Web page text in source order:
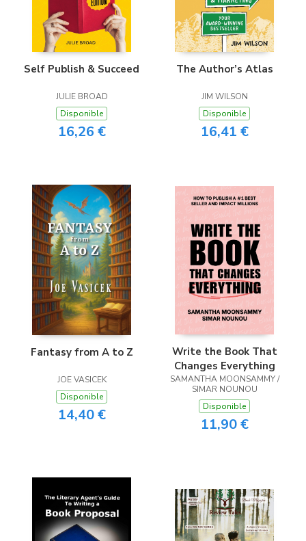
Self Publish & Succeed
JULIE BROAD
Disponible
16,26 €
The Author’s Atlas
JIM WILSON
Disponible
16,41 €
Fantasy from A to Z
JOE VASICEK
Disponible
14,40 €
Write the Book That
Changes Everything
SAMANTHA MOONSAMMY /
SIMAR NOUNOU
Disponible
11,90 €